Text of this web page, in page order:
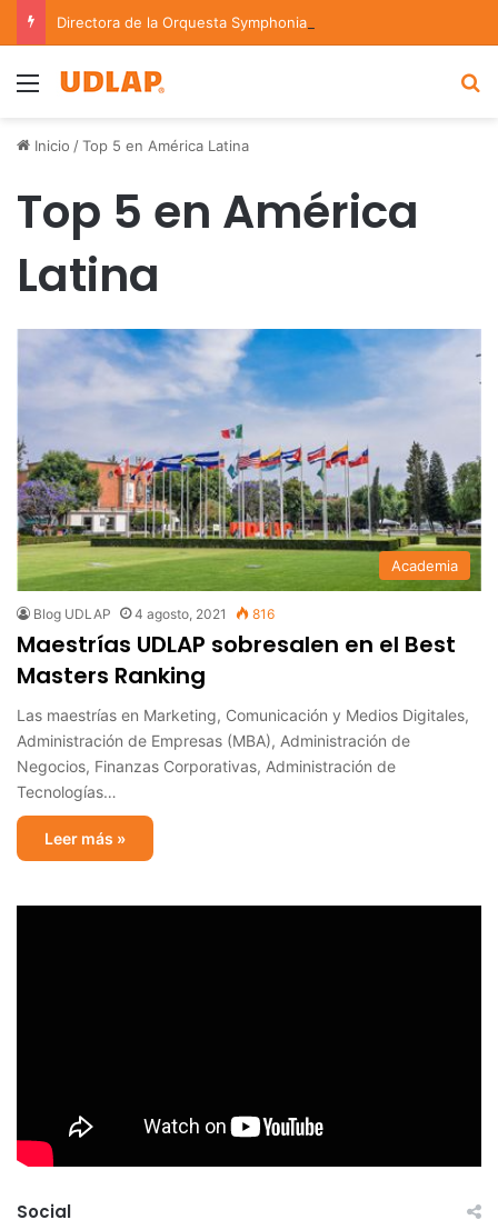
Menu
Inicio /Top 5 en América Latina
Top 5 en América
Latina
Academia
Blog UDLAP 4 agosto, 2021 816
Maestrías UDLAP sobresalen en el Best
Masters Ranking
Las maestrías en Marketing, Comunicación y Medios Digitales,
Administración de Empresas (MBA), Administración de
Negocios, Finanzas Corporativas, Administración de
Tecnologías…
Leer más »
Social